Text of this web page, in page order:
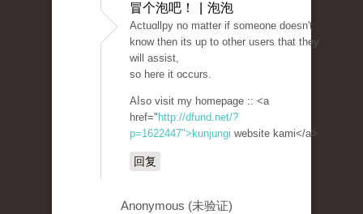
冒个泡吧！ | 泡泡
Actuɑllpy no matter if someone doesn't
know then its up to other users that they
will assist,
so here іt occurs.
Aⅼso visit my homepage :: <a
href=" http://dfund.net/?
p=1622447">kunjungi website kami</a>
回复
Anonymous (未验证)